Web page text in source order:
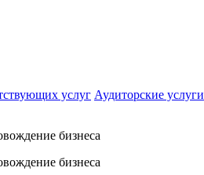
услуг Аудиторские услуги
бизнеса
бизнеса